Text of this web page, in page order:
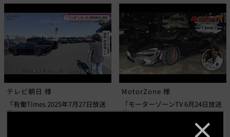
テレビ朝日 様
「有働Times 2025年7月27日放送
分」
MotorZone 様
「モーターゾーンTV 6月24日放送
分」